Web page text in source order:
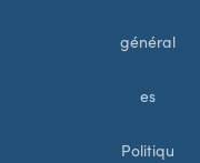
général
es
Politiqu